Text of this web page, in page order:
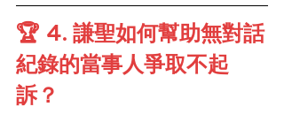
🏆 4. 謙聖如何幫助無對話
紀錄的當事人爭取不起
訴？